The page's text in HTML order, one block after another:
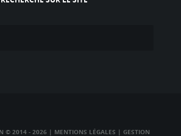
© 2014 - 2026 | MENTIONS LÉGALES |GESTION